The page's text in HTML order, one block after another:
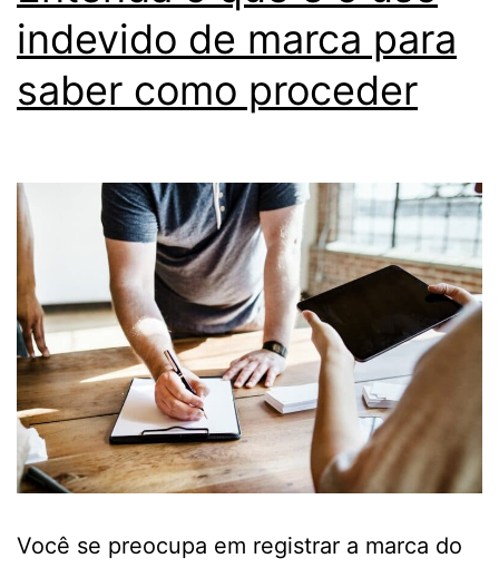
indevido de marca para
saber como proceder
Você se preocupa em registrar a marca do